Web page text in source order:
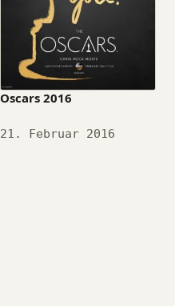
Oscars 2016
Datum
21. Februar 2016